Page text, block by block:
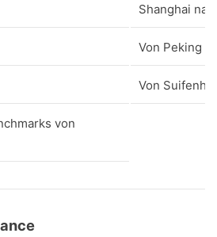
Shanghai
Von Peking
Von
von